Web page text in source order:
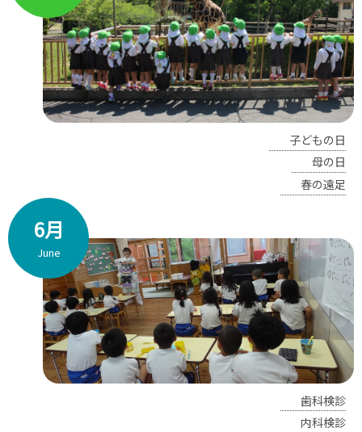
子どもの日
母の日
春の遠足
6月
June
歯科検診
内科検診